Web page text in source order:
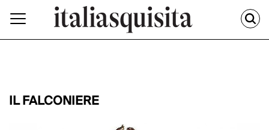
IL FALCONIERE